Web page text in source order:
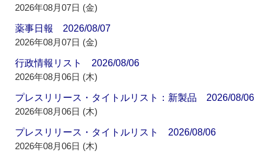
2026年08月07日 (金)
薬事日報 2026/08/07
2026年08月07日 (金)
行政情報リスト 2026/08/06
2026年08月06日 (木)
プレスリリース・タイトルリスト：新製品 2026/08/06
2026年08月06日 (木)
プレスリリース・タイトルリスト 2026/08/06
2026年08月06日 (木)